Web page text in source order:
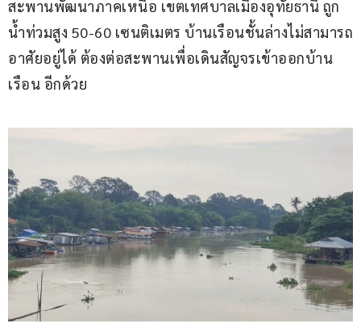
สะพานพัฒนาภาคเหนือ เขตเทศบาล​เมืองอุทัยธานี ถูก
น้ำท่วมสูง 50-60 เซนติเมตร บ้านเรือนชั้นล่างไม่สามารถ
อาศัยอยู่ได้ ต้องต่อสะพานเพื่อเดินสัญจรเข้าออกบ้าน
เรือน อีกด้วย